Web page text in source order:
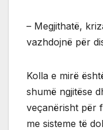
– Megjithatë,
vazhdojnë për
Kolla e mirë
shumë ngjitëse
veçanërisht për
me sisteme të